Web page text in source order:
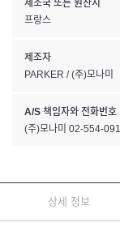
제조국 또는 원산지
프랑스
제조자
PARKER / (주)모나미
A/S 책임자와 전화번호
(주)모나미 02-554-
상세 정보